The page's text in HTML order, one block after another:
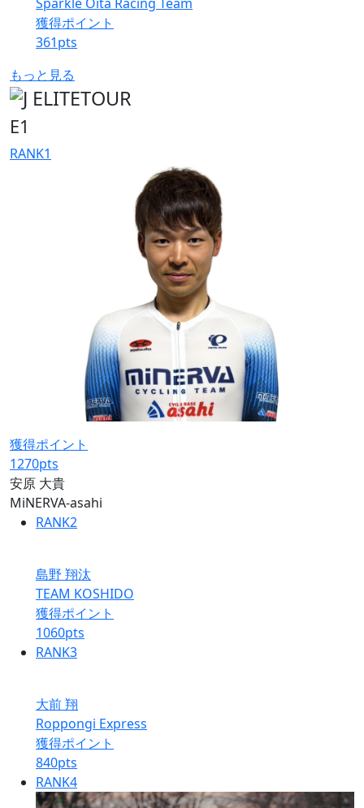
獲得ポイント
361pts
もっと見る
E1
RANK1
獲得ポイント
1270pts
安原 大貴
MiNERVA-asahi
RANK2
島野 翔汰
TEAM KOSHIDO
獲得ポイント
1060pts
RANK3
大前 翔
Roppongi Express
獲得ポイント
840pts
RANK4